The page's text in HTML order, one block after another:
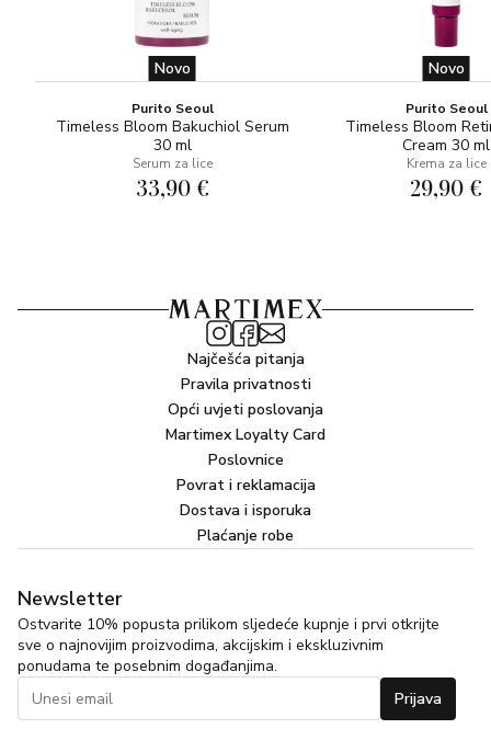
Novo
Purito Seoul
Timeless Bloom Bakuchiol Serum
30 ml
Serum za lice
33,90 €
Novo
Purito Seoul
Timeless Bloom
Cream 30 ml
Krema za lice
29,90 €
Najčešća pitanja
Pravila privatnosti
Opći uvjeti poslovanja
Martimex Loyalty Card
Poslovnice
Povrat i reklamacija
Dostava i isporuka
Plaćanje robe
Newsletter
Ostvarite 10% popusta prilikom sljedeće kupnje i prvi otkrijte
sve o najnovijim proizvodima, akcijskim i ekskluzivnim
ponudama te posebnim događanjima.
Prijava